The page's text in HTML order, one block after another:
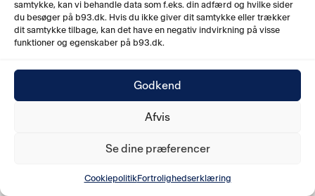
samtykke, kan vi behandle data som f.eks. din adfærd og hvilke sider
du besøger på b93.dk. Hvis du ikke giver dit samtykke eller trækker
dit samtykke tilbage, kan det have en negativ indvirkning på visse
funktioner og egenskaber på b93.dk.
Godkend
Afvis
Se dine præferencer
CookiepolitikFortrolighedserklæring